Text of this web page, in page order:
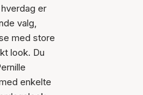
er
valg,
med store
look. Du
enkelte